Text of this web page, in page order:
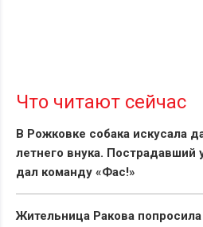
Что читают сейчас
В Рожковке собака искусала
летнего внука. Пострадавший
дал команду «Фас!»
Жительница Ракова